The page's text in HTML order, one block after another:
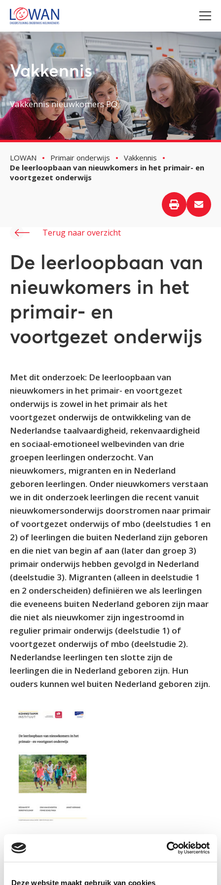
Deze website maakt gebruik van cookies
Vakkennis
Vakkennis nieuwkomers PO
LOWAN Primair onderwijs
Vakkennis
De leerloopbaan van nieuwkomers in het primair- en
voortgezet onderwijs
Terug naar overzicht
De leerloopbaan van
nieuwkomers in het
primair- en
voortgezet onderwijs
Met dit onderzoek: De leerloopbaan van
nieuwkomers in het primair- en voortgezet
onderwijs is zowel in het primair als het
voortgezet onderwijs de ontwikkeling van de
Nederlandse taalvaardigheid, rekenvaardigheid
en sociaal-emotioneel welbevinden van drie
groepen leerlingen onderzocht. Van
nieuwkomers, migranten en in Nederland
geboren leerlingen. Onder nieuwkomers verstaan
we in dit onderzoek leerlingen die recent vanuit
nieuwkomersonderwijs doorstromen naar primair
of voortgezet onderwijs of mbo (deelstudies 1 en
2) of leerlingen die buiten Nederland zijn geboren
en die niet van begin af aan (later dan groep 3)
primair onderwijs hebben gevolgd in Nederland
(deelstudie 3). Migranten (alleen in deelstudie 1
en 2 onderscheiden) definiëren we als leerlingen
die eveneens buiten Nederland geboren zijn maar
die niet als nieuwkomer zijn ingestroomd in
regulier primair onderwijs (deelstudie 1) of
voortgezet onderwijs of mbo (deelstudie 2).
Nederlandse leerlingen ten slotte zijn de
leerlingen die in Nederland geboren zijn. Hun
ouders kunnen wel buiten Nederland geboren zijn.
Informatie